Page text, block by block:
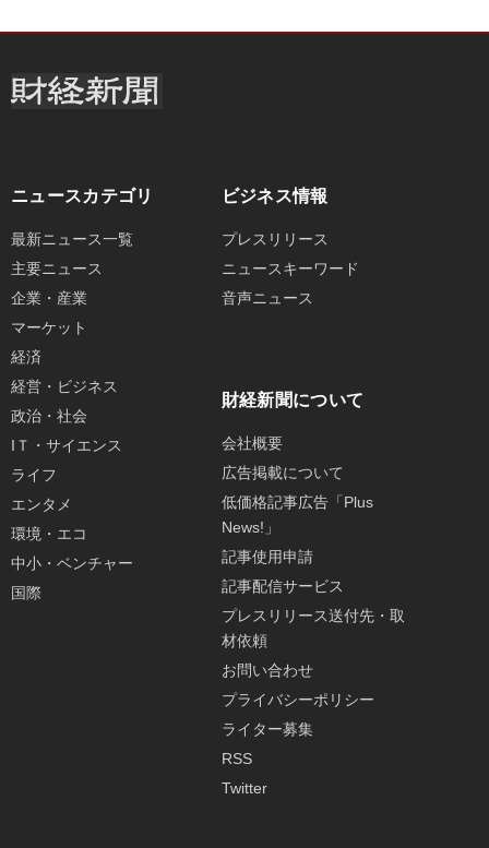
ニュースカテゴリ
最新ニュース一覧
主要ニュース
企業・産業
マーケット
経済
経営・ビジネス
政治・社会
IＴ・サイエンス
ライフ
エンタメ
環境・エコ
中小・ベンチャー
国際
ビジネス情報
プレスリリース
ニュースキーワード
音声ニュース
財経新聞について
会社概要
広告掲載について
低価格記事広告「Plus
News!」
記事使用申請
記事配信サービス
プレスリリース送付先・取
材依頼
お問い合わせ
プライバシーポリシー
ライター募集
RSS
Twitter